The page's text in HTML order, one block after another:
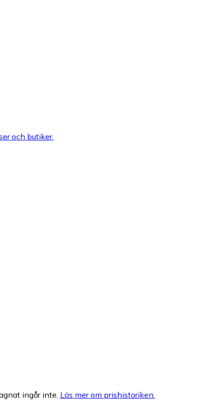
och butiker.
ingår inte. Läs mer om prishistoriken.